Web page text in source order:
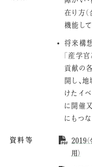
在り方
機能し
将来構
「産学
貢献の
開し、
けたイ
に開催
にもつ
資料等
2019（
用）